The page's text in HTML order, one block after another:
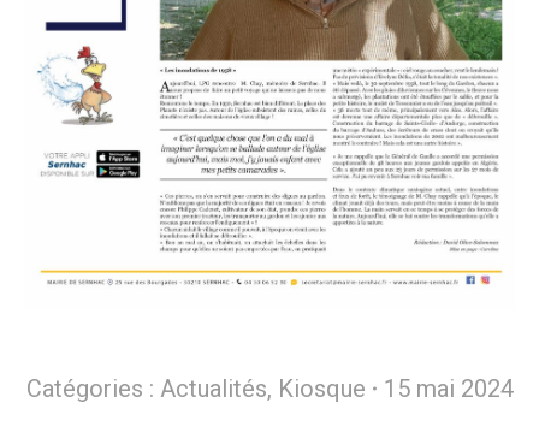
Catégories : Actualités, Kiosque 15 mai 2024